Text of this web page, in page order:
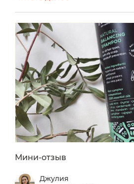
большим удовольствием, но,
мне понравился как раз
шампунь, так как он
свойствами именно для
головы.Вот такие у меня
впечатления:...
Мини-отзыв
Джулия